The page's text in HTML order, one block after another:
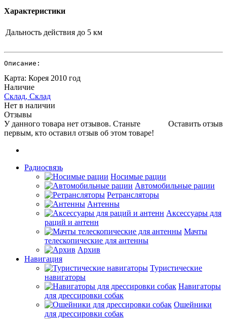
Характеристики
Дальность действия до 5 км
Описание:
Карта: Корея 2010 год
Наличие
Склад, Склад
Нет в наличии
Отзывы
Оставить отзыв
У данного товара нет отзывов. Станьте
первым, кто оставил отзыв об этом товаре!
Радиосвязь
Носимые рации
Автомобильные рации
Ретрансляторы
Антенны
Аксессуары для
раций и антенн
Мачты
телескопические для антенны
Архив
Навигация
Туристические
навигаторы
Навигаторы
для дрессировки собак
Ошейники
для дрессировки собак